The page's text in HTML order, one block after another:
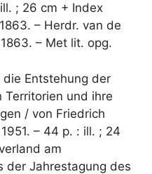
; 26 cm + Index
– Herdr. van de
– Met lit. opg.
Entstehung der
Territorien und ihre
/ von Friedrich
– 44 p. : ill. ; 24
am
der Jahrestagung des